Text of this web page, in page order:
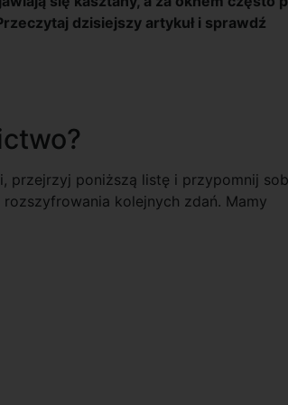
dzisiejszy artykuł i sprawdź
przejrzyj poniższą listę i przypomnij
kolejnych zdań. Mamy